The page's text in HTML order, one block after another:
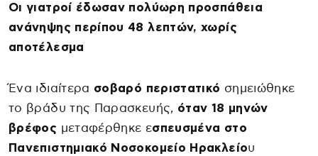
Οι γιατροί έδωσαν πολύωρη προσπάθεια
ανάνηψης περίπου 48 λεπτών, χωρίς
αποτέλεσμα
Ένα ιδιαίτερα σοβαρό περιστατικό σημειώθηκε
το βράδυ της Παρασκευής, όταν 18 μηνών
βρέφος μεταφέρθηκε εσπευσμένα στο
Πανεπιστημιακό Νοσοκομείο Ηρακλείου